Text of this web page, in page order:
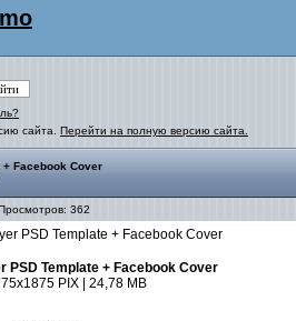
сайта. Перейти на полную версию сайта.
+ Facebook Cover
362
PSD Template + Facebook Cover
PIX | 24,78 MB